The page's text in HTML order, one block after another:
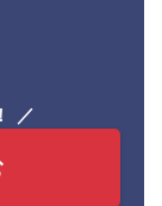
／